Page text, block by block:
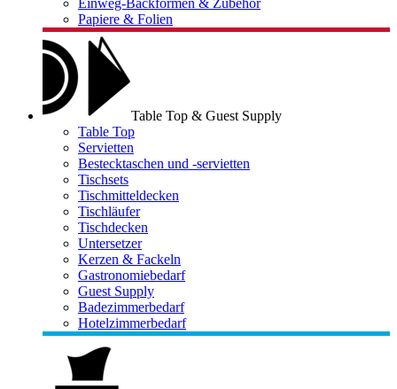
Einweg-Backformen & Zubehör
Papiere & Folien
Table Top & Guest Supply
Table Top
Servietten
Bestecktaschen und -servietten
Tischsets
Tischmitteldecken
Tischläufer
Tischdecken
Untersetzer
Kerzen & Fackeln
Gastronomiebedarf
Guest Supply
Badezimmerbedarf
Hotelzimmerbedarf